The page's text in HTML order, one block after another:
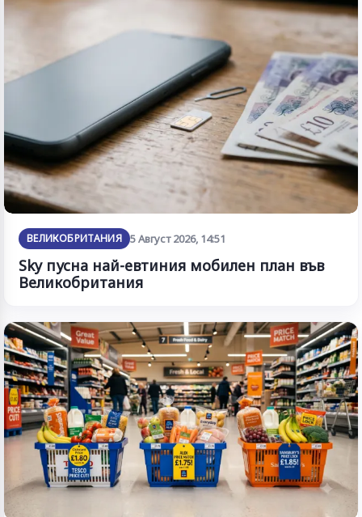
ВЕЛИКОБРИТАНИЯ 5 Август 2026, 14:51
Sky пусна най-евтиния мобилен план във
Великобритания